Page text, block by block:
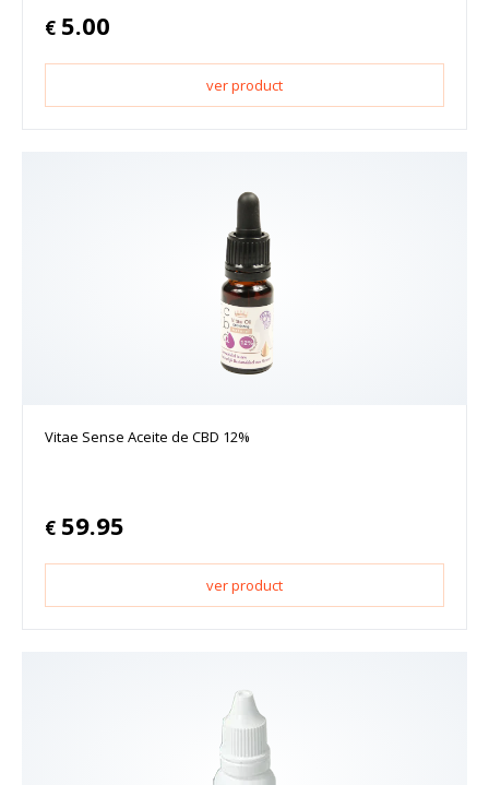
€ 5.00
ver product
Vitae Sense Aceite de CBD 12%
€ 59.95
ver product